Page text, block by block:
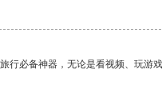
行必备神器，无论是看视频、玩游